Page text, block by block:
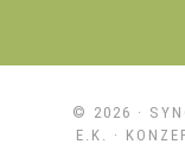
© 2026 ·
E.K.
·